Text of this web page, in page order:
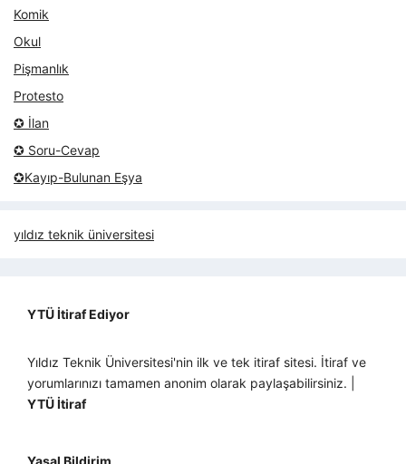
Komik
Okul
Pişmanlık
Protesto
✪ İlan
✪ Soru-Cevap
✪Kayıp-Bulunan Eşya
yıldız teknik üniversitesi
YTÜ İtiraf Ediyor
Yıldız Teknik Üniversitesi'nin ilk ve tek itiraf sitesi. İtiraf ve
yorumlarınızı tamamen anonim olarak paylaşabilirsiniz. |
YTÜ İtiraf
Yasal Bildirim